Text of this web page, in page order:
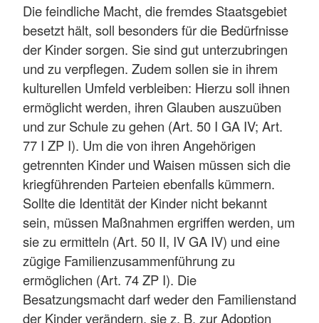
Die feindliche Macht, die fremdes Staatsgebiet
besetzt hält, soll besonders für die Bedürfnisse
der Kinder sorgen. Sie sind gut unterzubringen
und zu verpflegen. Zudem sollen sie in ihrem
kulturellen Umfeld verbleiben: Hierzu soll ihnen
ermöglicht werden, ihren Glauben auszuüben
und zur Schule zu gehen (Art. 50 I GA IV; Art.
77 I ZP I). Um die von ihren Angehörigen
getrennten Kinder und Waisen müssen sich die
kriegführenden Parteien ebenfalls kümmern.
Sollte die Identität der Kinder nicht bekannt
sein, müssen Maßnahmen ergriffen werden, um
sie zu ermitteln (Art. 50 II, IV GA IV) und eine
zügige Familienzusammenführung zu
ermöglichen (Art. 74 ZP I). Die
Besatzungsmacht darf weder den Familienstand
der Kinder verändern, sie z. B. zur Adoption